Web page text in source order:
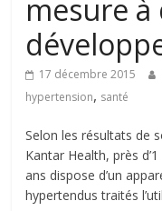
mesure à
17 décembre 2015
hypertension, santé
Selon les résultats de
Kantar Health, près
ans dispose d’un
hypertendus traités